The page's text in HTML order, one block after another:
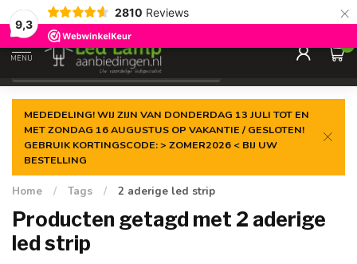
9,3
2810 Reviews ×
Gegarandeerde delaagste prijs
MENU
0
MEDEDELING! WIJ ZIJN VAN DONDERDAG 13 JULI TOT EN
MET ZONDAG 16 AUGUSTUS OP VAKANTIE / GESLOTEN!
GEBRUIK KORTINGSCODE: > ZOMER2026 < BIJ UW
BESTELLING
Home / Tags / 2 aderige led strip
Producten getagd met 2 aderige
led strip